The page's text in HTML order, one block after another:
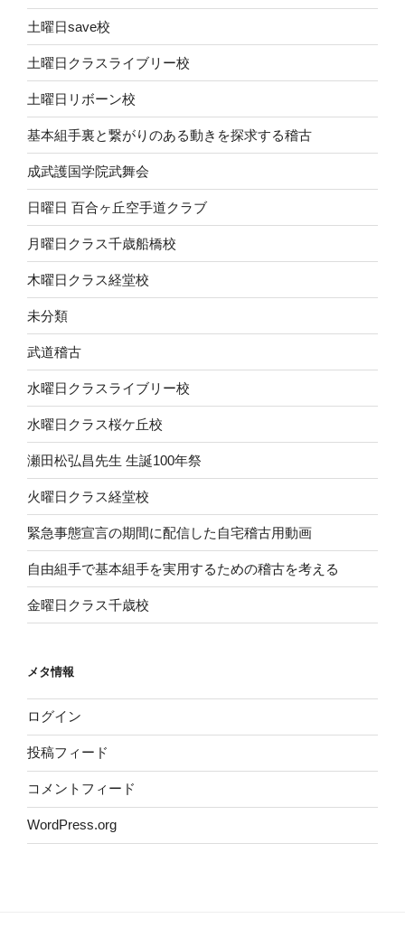
土曜日save校
土曜日クラスライブリー校
土曜日リボーン校
基本組手裏と繋がりのある動きを探求する稽古
成武護国学院武舞会
日曜日 百合ヶ丘空手道クラブ
月曜日クラス千歳船橋校
木曜日クラス経堂校
未分類
武道稽古
水曜日クラスライブリー校
水曜日クラス桜ケ丘校
瀬田松弘昌先生 生誕100年祭
火曜日クラス経堂校
緊急事態宣言の期間に配信した自宅稽古用動画
自由組手で基本組手を実用するための稽古を考える
金曜日クラス千歳校
メタ情報
ログイン
投稿フィード
コメントフィード
WordPress.org